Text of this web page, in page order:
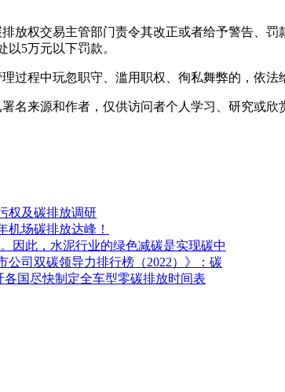
放权交易主管部门责令其改正或者给予警告、
5万元以下罚款。
过程中玩忽职守、滥用职权、徇私舞弊的，依
名来源和作者，仅供访问者个人学习、研究或
权及碳排放调研
机场碳排放达峰！
因此，水泥行业的绿色减碳是实现碳中
公司双碳领导力排行榜（2022）》：碳
各国尽快制定全车型零碳排放时间表